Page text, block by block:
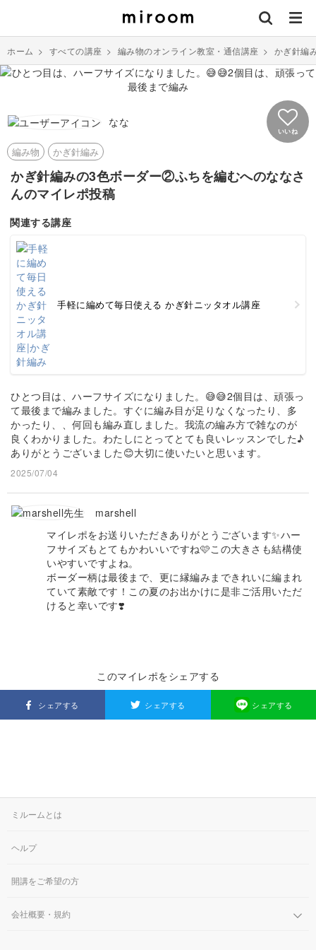
ホーム > すべての講座 > 編み物のオンライン教室・通信講座 > かぎ針編
なな
いいね
編み物 かぎ針編み
かぎ針編みの3色ボーダー②ふちを編むへのななさ
んのマイレポ投稿
関連する講座
手軽に編めて毎日使える かぎ針ニッタオル講座
ひとつ目は、ハーフサイズになりました。😅😅2個目は、頑張っ
て最後まで編みました。すぐに編み目が足りなくなったり、多
かったり、、何回も編み直しました。我流の編み方で雑なのが
良くわかりました。わたしにとってとても良いレッスンでした♪
ありがとうございました😊大切に使いたいと思います。
2025/07/04
marshell
マイレポをお送りいただきありがとうございます✨ハー
フサイズもとてもかわいいですね🩷この大きさも結構使
いやすいですよね。
ボーダー柄は最後まで、更に縁編みまできれいに編まれ
ていて素敵です！この夏のお出かけに是非ご活用いただ
けると幸いです❣️
このマイレポをシェアする
シェアする シェアする シェアする
ミルームとは
ヘルプ
開講をご希望の方
会社概要・規約